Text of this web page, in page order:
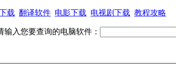
载 翻译软件 电影下载 电视剧下载 教程攻略
输入您要查询的电脑软件：